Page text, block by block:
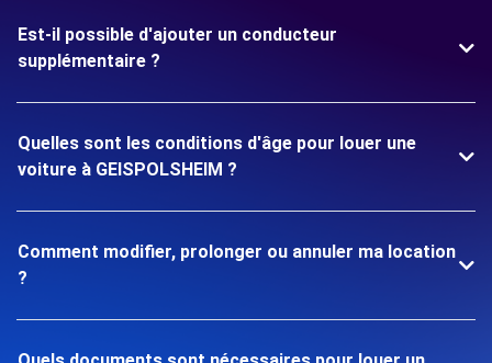
Est-il possible d'ajouter un conducteur
supplémentaire ?
Quelles sont les conditions d'âge pour louer une
voiture à GEISPOLSHEIM ?
Comment modifier, prolonger ou annuler ma location
?